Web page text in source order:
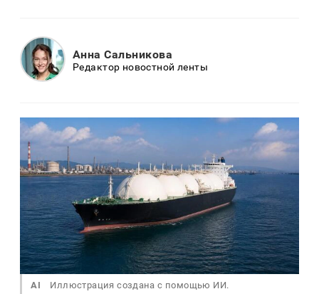
Анна Сальникова
Редактор новостной ленты
AI Иллюстрация создана с помощью ИИ.